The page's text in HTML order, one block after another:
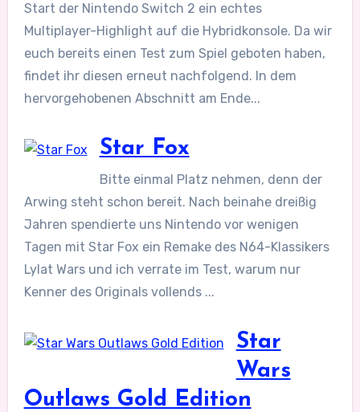
Start der Nintendo Switch 2 ein echtes
Multiplayer-Highlight auf die Hybridkonsole. Da wir
euch bereits einen Test zum Spiel geboten haben,
findet ihr diesen erneut nachfolgend. In dem
hervorgehobenen Abschnitt am Ende...
Star Fox
Bitte einmal Platz nehmen, denn der
Arwing steht schon bereit. Nach beinahe dreißig
Jahren spendierte uns Nintendo vor wenigen
Tagen mit Star Fox ein Remake des N64-Klassikers
Lylat Wars und ich verrate im Test, warum nur
Kenner des Originals vollends ...
Star
Wars
Outlaws Gold Edition